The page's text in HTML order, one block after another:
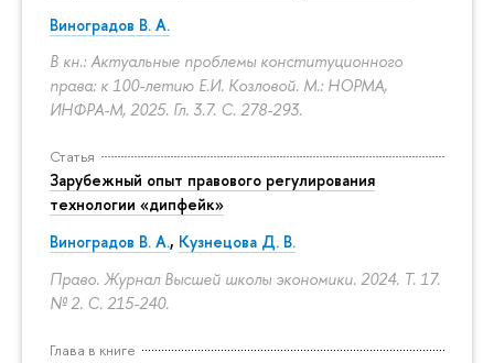
Виноградов В. А.
В кн.: Актуальные проблемы конституционного
права: к 100-летию Е.И. Козловой. М.: НОРМА,
ИНФРА-М, 2025. Гл. 3.7. С. 278-293.
Статья
Зарубежный опыт правового регулирования
технологии «дипфейк»
Виноградов В. А., Кузнецова Д. В.
Право. Журнал Высшей школы экономики. 2024. Т. 17.
№ 2. С. 215-240.
Глава в книге